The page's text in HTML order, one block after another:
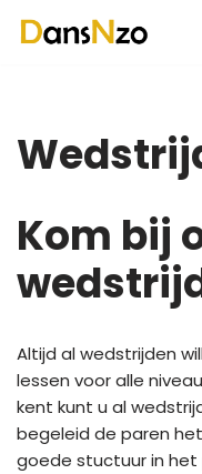
inhoud
Kom bij
Altijd al wedstrijden
lessen voor alle
kent kunt u al
begeleid de paren
goede stuctuur in